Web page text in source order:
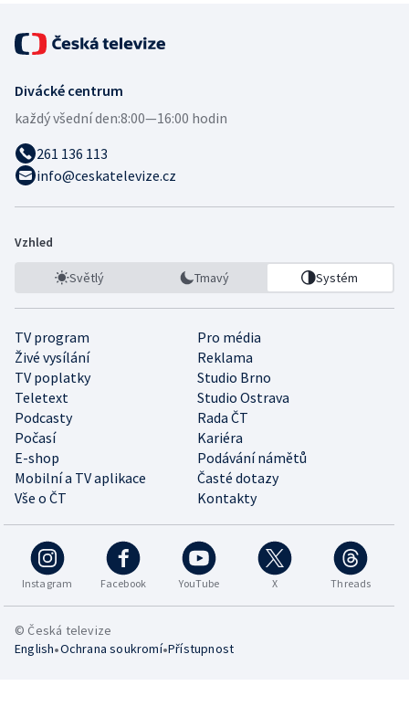
Divácké centrum
každý všední den:8:00—16:00 hodin
261 136 113
info@ceskatelevize.cz
Vzhled
Světlý Tmavý Systém
TV program
Pro média
Živé vysílání
Reklama
TV poplatky
Studio Brno
Teletext
Studio Ostrava
Podcasty
Rada ČT
Počasí
Kariéra
E-shop
Podávání námětů
Mobilní a TV aplikace
Časté dotazy
Vše o ČT
Kontakty
Instagram Facebook YouTube X Threads
© Česká televize
English•Ochrana soukromí•Přístupnost